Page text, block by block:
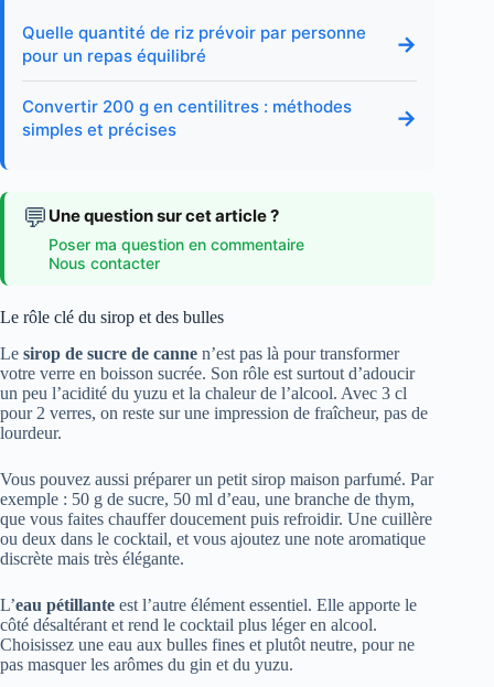
Quelle quantité de riz prévoir par personne
pour un repas équilibré
→
Convertir 200 g en centilitres : méthodes
simples et précises
→
💬 Une question sur cet article ?
Poser ma question en commentaire
Nous contacter
Le rôle clé du sirop et des bulles
Le sirop de sucre de canne n’est pas là pour transformer
votre verre en boisson sucrée. Son rôle est surtout d’adoucir
un peu l’acidité du yuzu et la chaleur de l’alcool. Avec 3 cl
pour 2 verres, on reste sur une impression de fraîcheur, pas de
lourdeur.
Vous pouvez aussi préparer un petit sirop maison parfumé. Par
exemple : 50 g de sucre, 50 ml d’eau, une branche de thym,
que vous faites chauffer doucement puis refroidir. Une cuillère
ou deux dans le cocktail, et vous ajoutez une note aromatique
discrète mais très élégante.
L’eau pétillante est l’autre élément essentiel. Elle apporte le
côté désaltérant et rend le cocktail plus léger en alcool.
Choisissez une eau aux bulles fines et plutôt neutre, pour ne
pas masquer les arômes du gin et du yuzu.